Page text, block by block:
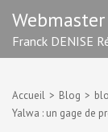
contenu
(Pressez
Franck DENISE
Accueil > Blog >
Yalwa : un gage de